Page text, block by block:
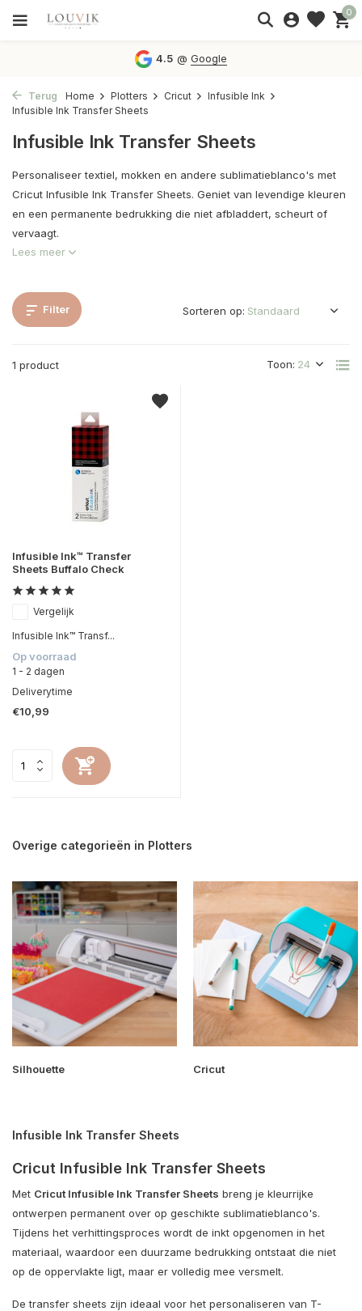
0
4.5 @Google
Terug Home Plotters Cricut
Infusible Ink
Infusible Ink Transfer Sheets
Infusible Ink Transfer Sheets
Personaliseer textiel, mokken en andere sublimatieblanco's met
Cricut Infusible Ink Transfer Sheets. Geniet van levendige kleuren
en een permanente bedrukking die niet afbladdert, scheurt of
vervaagt.
Lees meer
Filter
1 product Toon:
Sorteren op:
Infusible Ink™ Transfer
Sheets Buffalo Check
Vergelijk
Infusible Ink™ Transf...
Op voorraad
1 - 2 dagen
Deliverytime
€10,99
Overige categorieën in Plotters
Silhouette Cricut
Infusible Ink Transfer Sheets
Cricut Infusible Ink Transfer Sheets
Met Cricut Infusible Ink Transfer Sheets breng je kleurrijke
ontwerpen permanent over op geschikte sublimatieblanco's.
Tijdens het verhittingsproces wordt de inkt opgenomen in het
materiaal, waardoor een duurzame bedrukking ontstaat die niet
op de oppervlakte ligt, maar er volledig mee versmelt.
De transfer sheets zijn ideaal voor het personaliseren van T-